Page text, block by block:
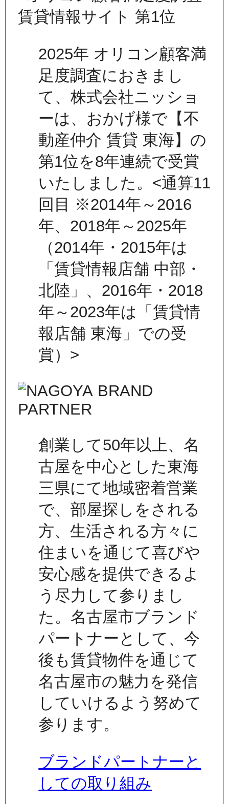
2025年 オリコン顧客満
足度調査におきまし
て、株式会社ニッショ
ーは、おかげ様で【不
動産仲介 賃貸 東海】の
第1位を8年連続で受賞
いたしました。<通算11
回目 ※2014年～2016
年、2018年～2025年
（2014年・2015年は
「賃貸情報店舗 中部・
北陸」、2016年・2018
年～2023年は「賃貸情
報店舗 東海」での受
賞）>
創業して50年以上、名
古屋を中心とした東海
三県にて地域密着営業
で、部屋探しをされる
方、生活される方々に
住まいを通じて喜びや
安心感を提供できるよ
う尽力して参りまし
た。名古屋市ブランド
パートナーとして、今
後も賃貸物件を通じて
名古屋市の魅力を発信
していけるよう努めて
参ります。
ブランドパートナーと
しての取り組み